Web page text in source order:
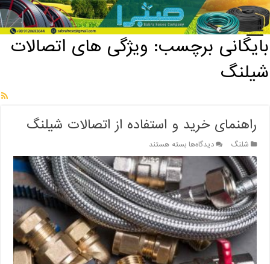
خانه / بایگانی برچسب: ویژگی های اتصالات شیلنگ
بایگانی برچسب: ویژگی های اتصالات
شیلنگ
راهنمای خرید و استفاده از اتصالات شیلنگ
شلنگ دیدگاه‌هابرای
راهنمای
خرید
و
استفاده
از
اتصالات
شیلنگ
بسته هستند